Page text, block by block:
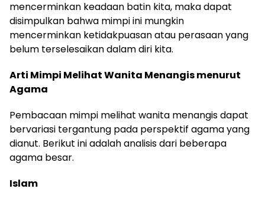
mencerminkan keadaan batin kita, maka dapat
disimpulkan bahwa mimpi ini mungkin
mencerminkan ketidakpuasan atau perasaan yang
belum terselesaikan dalam diri kita.
Arti Mimpi Melihat Wanita Menangis menurut
Agama
Pembacaan mimpi melihat wanita menangis dapat
bervariasi tergantung pada perspektif agama yang
dianut. Berikut ini adalah analisis dari beberapa
agama besar.
Islam